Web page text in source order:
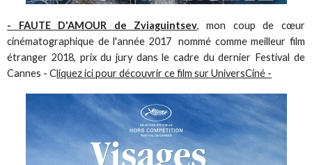
- FAUTE D'AMOUR de Zviaguintsev, mon coup de cœur
cinématographique de l'année 2017 nommé comme meilleur film
étranger 2018, prix du jury dans le cadre du dernier Festival de
Cannes - Cliquez ici pour découvrir ce film sur UniversCiné -